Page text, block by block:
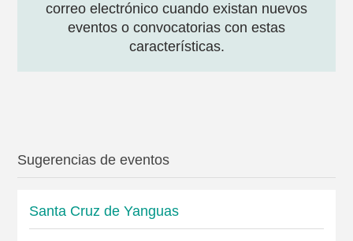
correo electrónico cuando existan nuevos
eventos o convocatorias con estas
características.
Sugerencias de eventos
Santa Cruz de Yanguas